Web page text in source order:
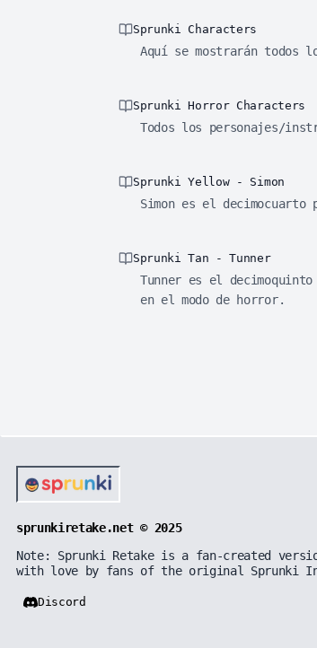
Sprunki Characters
Aquí se mostrarán todos
Sprunki Horror Characters
Todos los personajes/
Sprunki Yellow - Simon
Simon es el
Sprunki Tan - Tunner
Tunner es el
en el modo de horror.
sprunkiretake.net © 2025
Note: Sprunki Retake is a fan-created
with love by fans of the original Sprunki
Discord